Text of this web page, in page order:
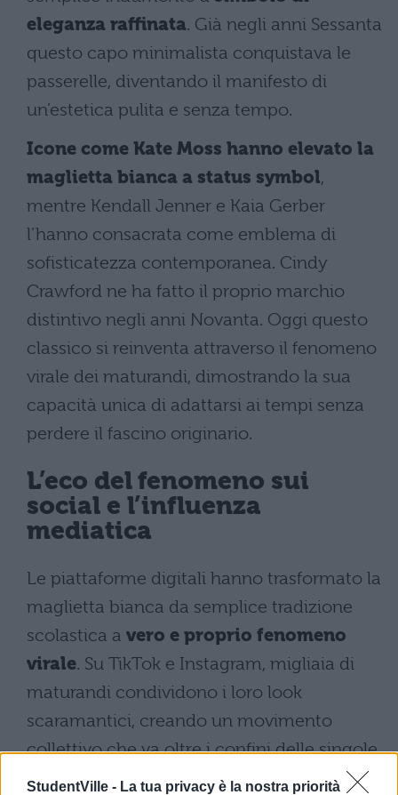
StudentVille - La tua privacy è la nostra priorità
eleganza raffinata. Già negli anni Sessanta
questo capo minimalista conquistava le
passerelle, diventando il manifesto di
un’estetica pulita e senza tempo.
Icone come Kate Moss hanno elevato la
maglietta bianca a status symbol,
mentre Kendall Jenner e Kaia Gerber
l’hanno consacrata come emblema di
sofisticatezza contemporanea. Cindy
Crawford ne ha fatto il proprio marchio
distintivo negli anni Novanta. Oggi questo
classico si reinventa attraverso il fenomeno
virale dei maturandi, dimostrando la sua
capacità unica di adattarsi ai tempi senza
perdere il fascino originario.
L’eco del fenomeno sui
social e l’influenza
mediatica
Le piattaforme digitali hanno trasformato la
maglietta bianca da semplice tradizione
scolastica a vero e proprio fenomeno
virale. Su TikTok e Instagram, migliaia di
maturandi condividono i loro look
scaramantici, creando un movimento
collettivo che va oltre i confini delle singole
scuole.